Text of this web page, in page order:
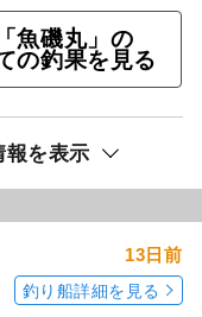
「魚磯丸」の
の釣果を見る
報を表示
13日前
釣り船詳細を見る